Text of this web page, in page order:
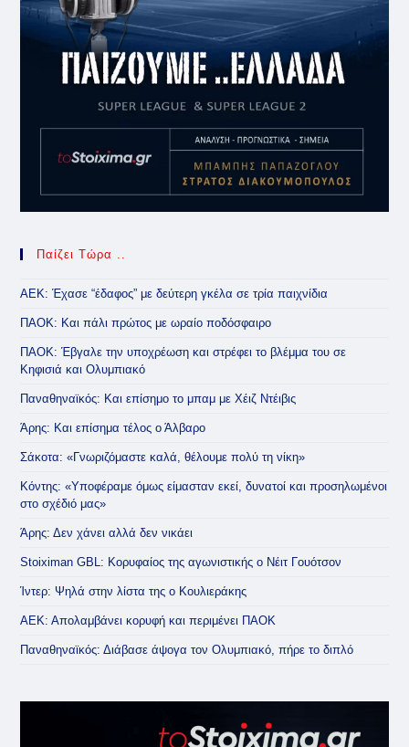
Παίζει Τώρα ..
ΑΕΚ: Έχασε “έδαφος” με δεύτερη γκέλα σε τρία παιχνίδια
ΠΑΟΚ: Και πάλι πρώτος με ωραίο ποδόσφαιρο
ΠΑΟΚ: Έβγαλε την υποχρέωση και στρέφει το βλέμμα του σε
Κηφισιά και Ολυμπιακό
Παναθηναϊκός: Και επίσημο το μπαμ με Χέιζ Ντέιβις
Άρης: Και επίσημα τέλος ο Άλβαρο
Σάκοτα: «Γνωριζόμαστε καλά, θέλουμε πολύ τη νίκη»
Κόντης: «Υποφέραμε όμως είμασταν εκεί, δυνατοί και προσηλωμένοι
στο σχέδιό μας»
Άρης: Δεν χάνει αλλά δεν νικάει
Stoiximan GBL: Κορυφαίος της αγωνιστικής ο Νέιτ Γουότσον
Ίντερ: Ψηλά στην λίστα της ο Κουλιεράκης
ΑΕΚ: Απολαμβάνει κορυφή και περιμένει ΠΑΟΚ
Παναθηναϊκός: Διάβασε άψογα τον Ολυμπιακό, πήρε το διπλό